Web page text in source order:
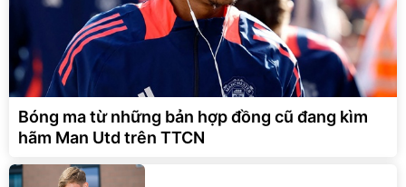
Bóng ma từ những bản hợp đồng cũ đang kìm
hãm Man Utd trên TTCN